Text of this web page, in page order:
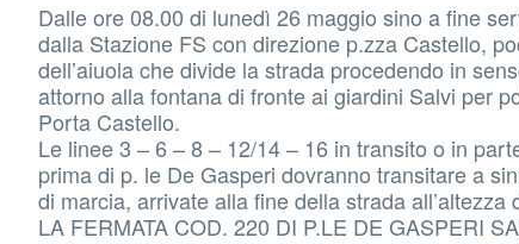
Dalle ore 08.00 di lunedì 26 maggio sino a fine
dalla Stazione FS con direzione p.zza Castello,
dell’aiuola che divide la strada procedendo in
attorno alla fontana di fronte ai giardini Salvi per
Porta Castello.
Le linee 3 – 6 – 8 – 12/14 – 16 in transito o in
prima di p. le De Gasperi dovranno transitare a
di marcia, arrivate alla fine della strada
LA FERMATA COD. 220 DI P.LE DE GASPERI